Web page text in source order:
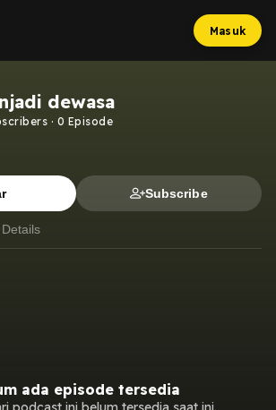
Masuk
dewasa
· 0 Episode
Subscribe
Details
ada episode tersedia